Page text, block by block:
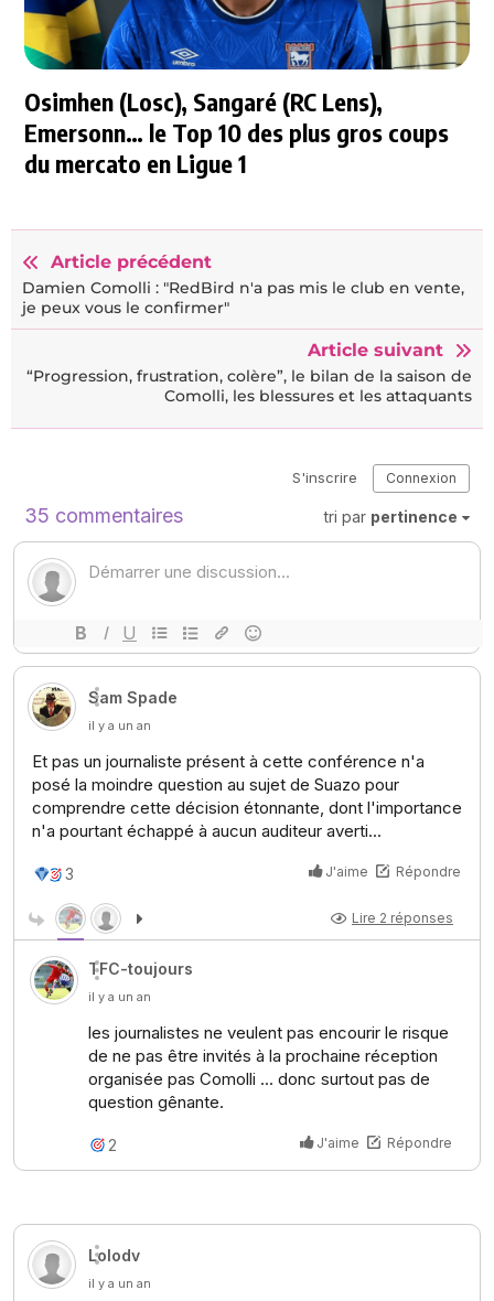
Osimhen (Losc), Sangaré (RC Lens),
Emersonn… le Top 10 des plus gros coups
du mercato en Ligue 1
Article précédent
Damien Comolli : "RedBird n'a pas mis le club en vente,
je peux vous le confirmer"
Article suivant
“Progression, frustration, colère”, le bilan de la saison de
Comolli, les blessures et les attaquants